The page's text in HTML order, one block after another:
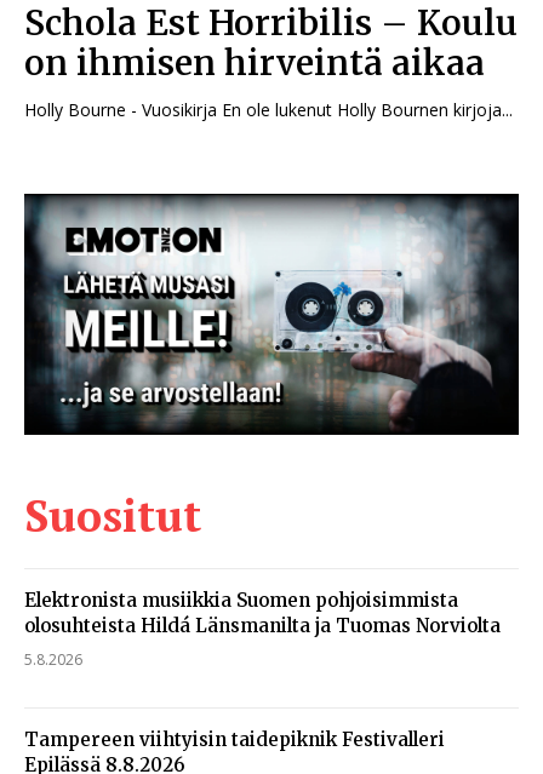
Schola Est Horribilis – Koulu
on ihmisen hirveintä aikaa
Holly Bourne - Vuosikirja En ole lukenut Holly Bournen kirjoja...
Suositut
Elektronista musiikkia Suomen pohjoisimmista
olosuhteista Hildá Länsmanilta ja Tuomas Norviolta
5.8.2026
Tampereen viihtyisin taidepiknik Festivalleri
Epilässä 8.8.2026